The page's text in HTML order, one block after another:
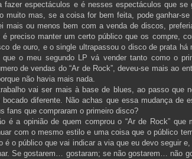
fazer espectáculos e é nesses espectáculos que se
muito mas, se a coisa for bem feita, pode ganhar-se
mais ou menos bem com a venda de discos,
preciso manter um certo público que os compre,
de ouro, e o single ultrapassou o disco de prata há
o meu segundo LP vá vender tanto como o
de vendas do “Ar de Rock”, deveu-se mais ao
não havia mais nada.
vai ser mais à base de blues, ao passo que
diferente. Não achas que essa mudança de
fans que compraram o primeiro disco?
é a opinião de quem comprou o “Ar de Rock” que
com o mesmo estilo e uma coisa que o público
é o público que vai indicar a via que eu devo seguir
Se gostarem… gostaram; se não gostarem… não